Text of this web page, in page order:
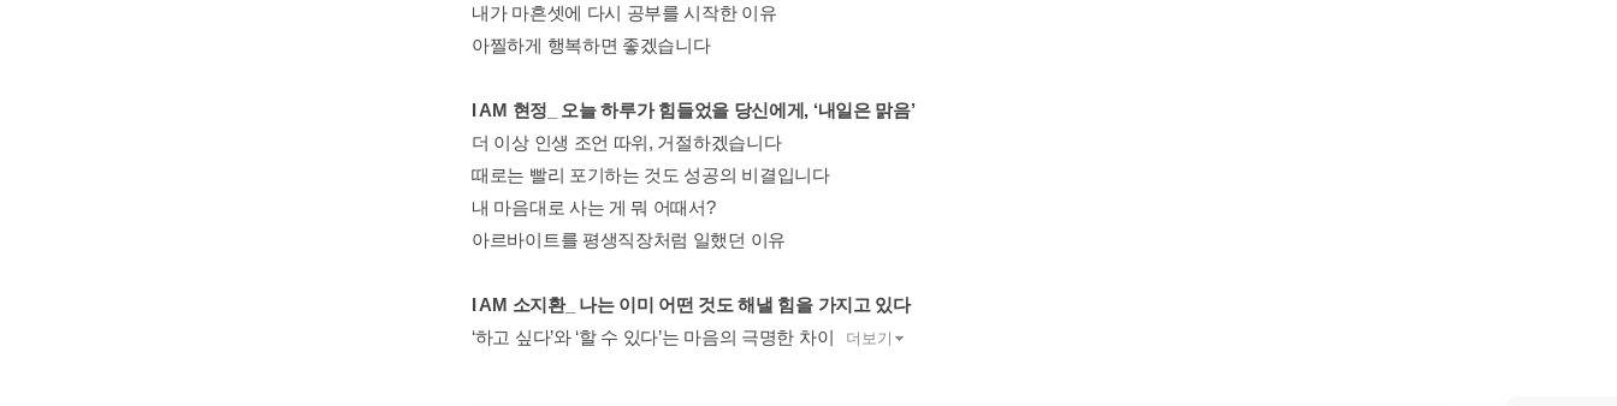
내가 마흔셋에 다시 공부를 시작한 이유
아찔하게 행복하면 좋겠습니다
I AM 현정_ 오늘 하루가 힘들었을 당신에게, ‘내일은 맑음’
더 이상 인생 조언 따위, 거절하겠습니다
때로는 빨리 포기하는 것도 성공의 비결입니다
내 마음대로 사는 게 뭐 어때서?
아르바이트를 평생직장처럼 일했던 이유
I AM 소지환_ 나는 이미 어떤 것도 해낼 힘을 가지고 있다
‘하고 싶다’와 ‘할 수 있다’는 마음의 극명한 차이
더보기